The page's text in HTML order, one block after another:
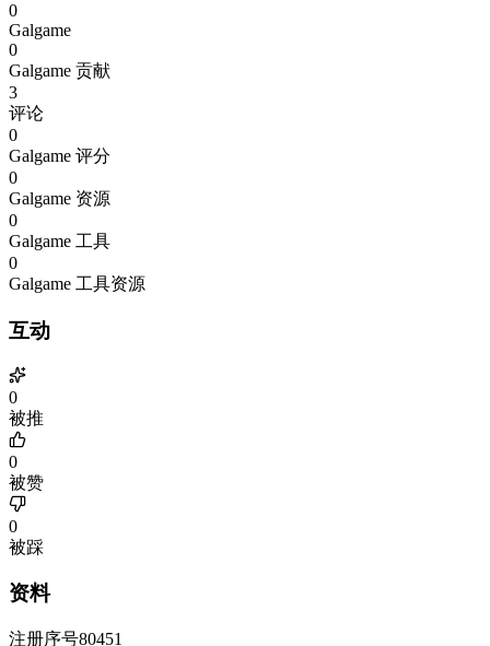
0
Galgame
0
Galgame 贡献
3
评论
0
Galgame 评分
0
Galgame 资源
0
Galgame 工具
0
Galgame 工具资源
互动
0
被推
0
被赞
0
被踩
资料
注册序号80451